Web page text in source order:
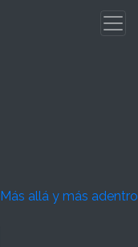
Más allá y más adentro